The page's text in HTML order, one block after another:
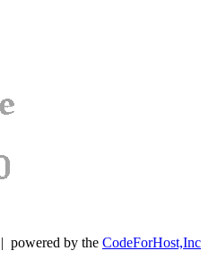
| powered by the CodeForHost,Inc